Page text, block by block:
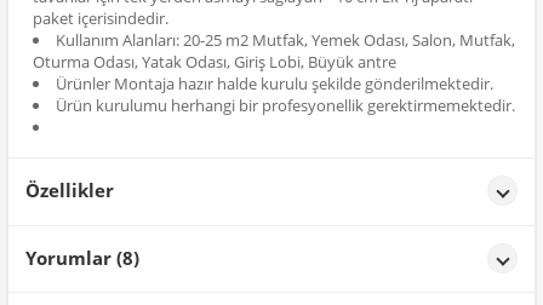
paket içerisindedir.
Kullanım Alanları: 20-25 m2 Mutfak, Yemek Odası, Salon, Mutfak,
Oturma Odası, Yatak Odası, Giriş Lobi, Büyük antre
Ürünler Montaja hazır halde kurulu şekilde gönderilmektedir.
Ürün kurulumu herhangi bir profesyonellik gerektirmemektedir.
Özellikler
Yorumlar (8)